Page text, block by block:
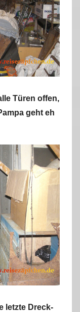
Türen offen,
geht eh
letzte Dreck-